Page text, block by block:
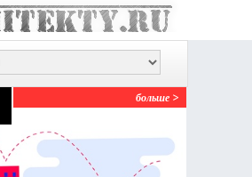
больше